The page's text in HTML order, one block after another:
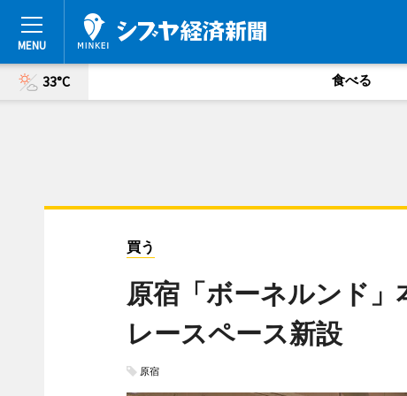
33°C 食べる
買う
原宿「ボーネルンド
レースペース新設
原宿